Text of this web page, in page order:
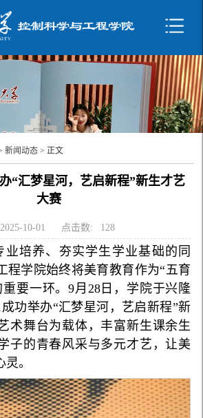
新闻动态 > 正文
“汇梦星河，艺启新程”新生才艺
大赛
10-01 点击数: 128
业培养、夯实学生学业基础的同
程学院始终将美育教育作为“五育
要一环。9月28日，学院于兴隆
功举办“汇梦星河，艺启新程”新
术舞台为载体，丰富新生课余生
子的青春风采与多元才艺，让美
。